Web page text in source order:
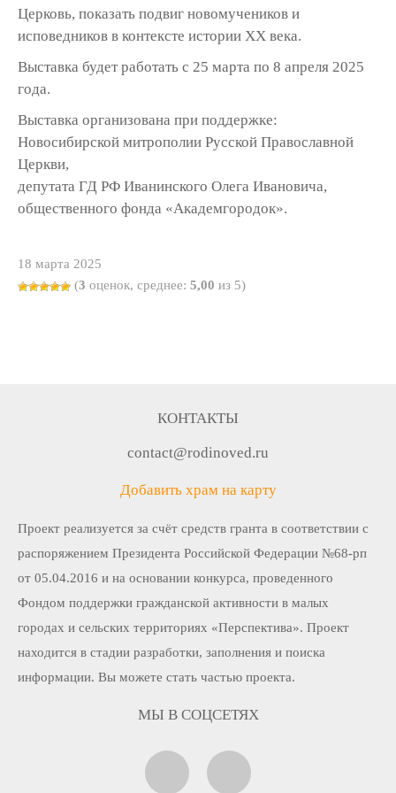
Церковь, показать подвиг новомучеников и
исповедников в контексте истории ХХ века.
Выставка будет работать с 25 марта по 8 апреля 2025
года.
Выставка организована при поддержке:
Новосибирской митрополии Русской Православной
Церкви,
депутата ГД РФ Иванинского Олега Ивановича,
общественного фонда «Академгородок».
18 марта 2025
(3 оценок, среднее: 5,00 из 5)
КОНТАКТЫ
contact@rodinoved.ru
Добавить храм на карту
Проект реализуется за счёт средств гранта в соответствии c
распоряжением Президента Российской Федерации №68-рп
от 05.04.2016 и на основании конкурса, проведенного
Фондом поддержки гражданской активности в малых
городах и сельских территориях «Перспектива». Проект
находится в стадии разработки, заполнения и поиска
информации. Вы можете стать частью проекта.
МЫ В СОЦСЕТЯХ